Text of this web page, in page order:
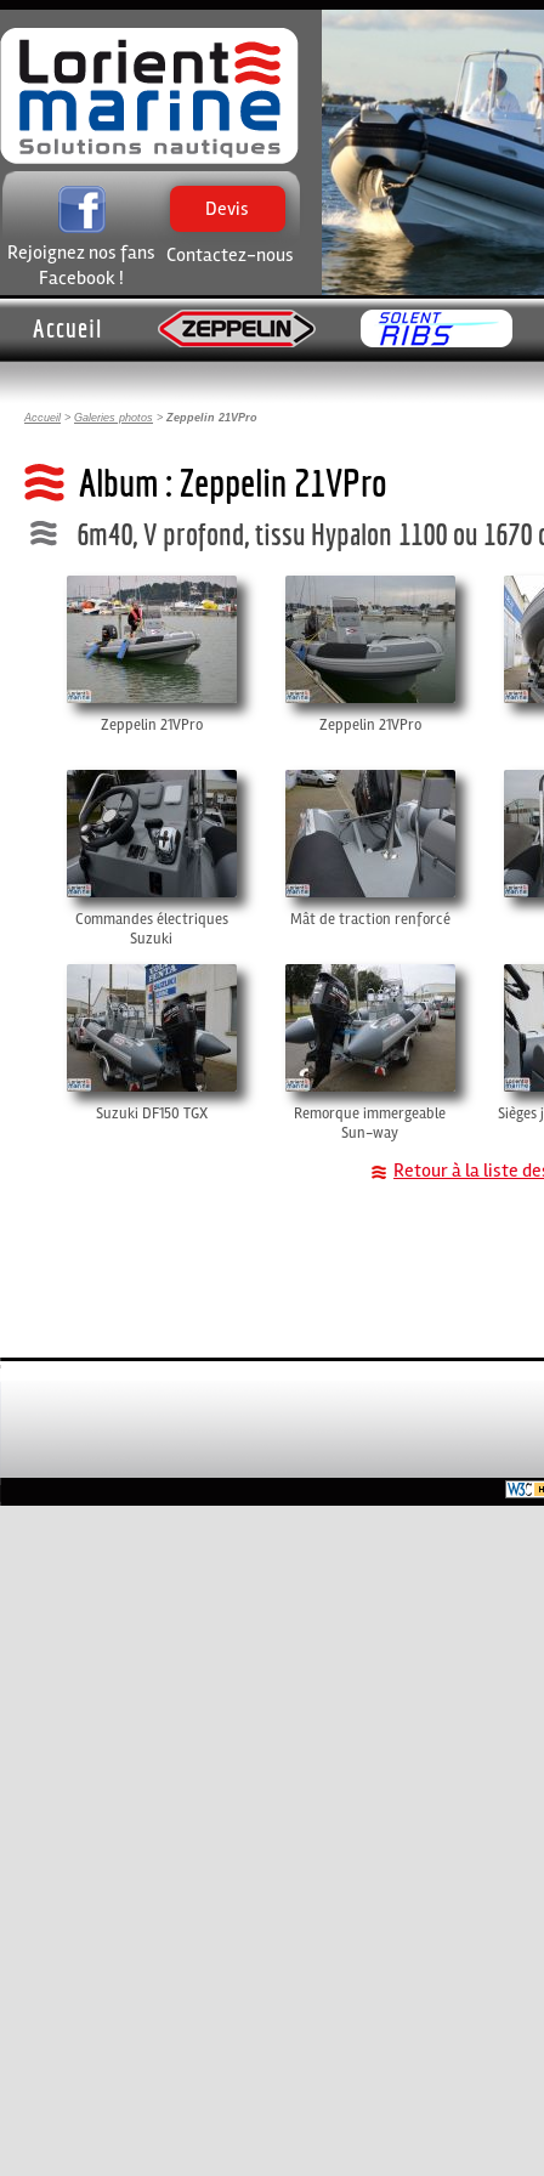
Rejoignez nos fans
Facebook !
Devis
Contactez-nous
Accueil
Accueil > Galeries photos > Zeppelin 21VPro
Album : Zeppelin 21VPro
6m40, V profond, tissu Hypalon 1100 ou 1670
Zeppelin 21VPro Zeppelin 21VPro
Commandes électriques
Suzuki
Mât de traction renforcé
Suzuki DF150 TGX
Remorque immergeable
Sun-way
Retour à la liste